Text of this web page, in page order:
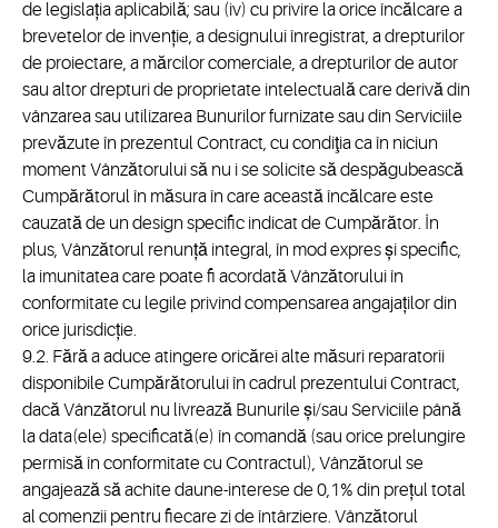
de legislația aplicabilă; sau (iv) cu privire la orice încălcare a
brevetelor de invenție, a designului înregistrat, a drepturilor
de proiectare, a mărcilor comerciale, a drepturilor de autor
sau altor drepturi de proprietate intelectuală care derivă din
vânzarea sau utilizarea Bunurilor furnizate sau din Serviciile
prevăzute în prezentul Contract, cu condiţia ca în niciun
moment Vânzătorului să nu i se solicite să despăgubească
Cumpărătorul în măsura în care această încălcare este
cauzată de un design specific indicat de Cumpărător. În
plus, Vânzătorul renunță integral, în mod expres și specific,
la imunitatea care poate fi acordată Vânzătorului în
conformitate cu legile privind compensarea angajaților din
orice jurisdicție.
9.2. Fără a aduce atingere oricărei alte măsuri reparatorii
disponibile Cumpărătorului în cadrul prezentului Contract,
dacă Vânzătorul nu livrează Bunurile și/sau Serviciile până
la data(ele) specificată(e) în comandă (sau orice prelungire
permisă în conformitate cu Contractul), Vânzătorul se
angajează să achite daune-interese de 0,1% din prețul total
al comenzii pentru fiecare zi de întârziere. Vânzătorul